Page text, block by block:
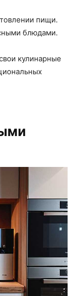
пищи.
блюдами.
кулинарные